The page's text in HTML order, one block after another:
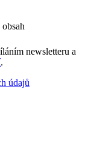
newsletteru a
.
údajů